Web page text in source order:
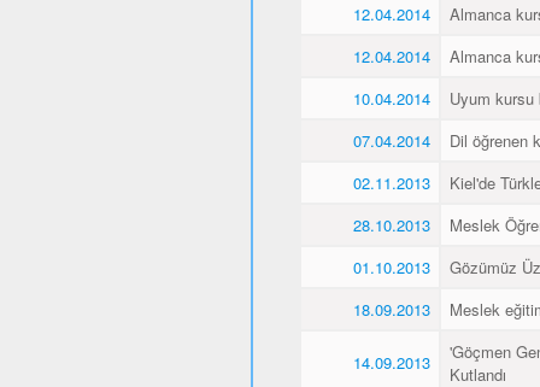
12.04.2014
Almanca
12.04.2014
Almanca
10.04.2014
Uyum kursu
07.04.2014
Dil öğrenen
02.11.2013
Kiel'de
28.10.2013
Meslek
01.10.2013
Gözümüz
18.09.2013
Meslek
14.09.2013
'Göçmen
Kutlandı